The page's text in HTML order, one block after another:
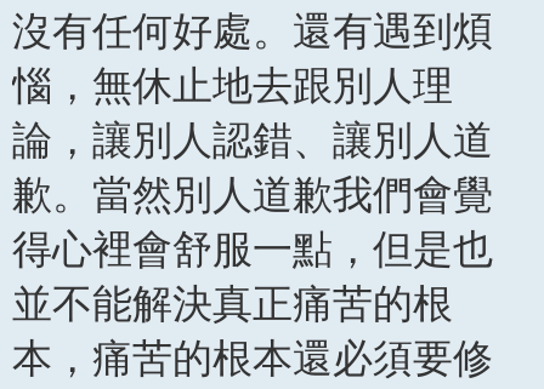
沒有任何好處。還有遇到煩
惱，無休止地去跟別人理
論，讓別人認錯、讓別人道
歉。當然別人道歉我們會覺
得心裡會舒服一點，但是也
並不能解決真正痛苦的根
本，痛苦的根本還必須要修